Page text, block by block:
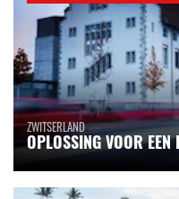
ZWITSERLAND
OPLOSSING VOOR